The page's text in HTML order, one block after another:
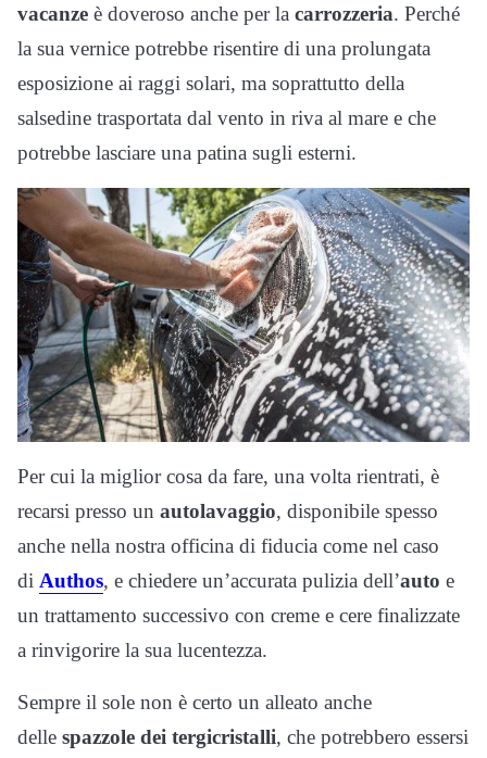
vacanze è doveroso anche per la carrozzeria. Perché
la sua vernice potrebbe risentire di una prolungata
esposizione ai raggi solari, ma soprattutto della
salsedine trasportata dal vento in riva al mare e che
potrebbe lasciare una patina sugli esterni.
Per cui la miglior cosa da fare, una volta rientrati, è
recarsi presso un autolavaggio, disponibile spesso
anche nella nostra officina di fiducia come nel caso
di Authos, e chiedere un’accurata pulizia dell’auto e
un trattamento successivo con creme e cere finalizzate
a rinvigorire la sua lucentezza.
Sempre il sole non è certo un alleato anche
delle spazzole dei tergicristalli, che potrebbero essersi